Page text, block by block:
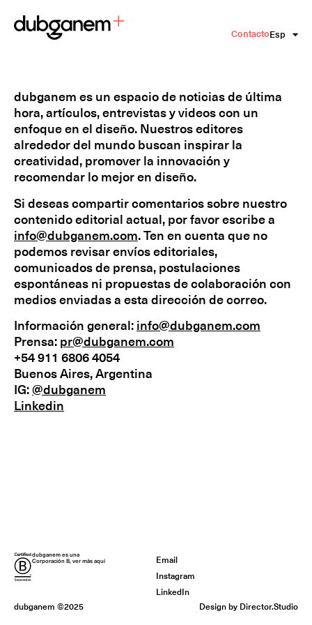
Esp
Eng
Contacto
dubganem es un espacio de noticias de última
hora, artículos, entrevistas y videos con un
enfoque en el diseño. Nuestros editores
alrededor del mundo buscan inspirar la
creatividad, promover la innovación y
recomendar lo mejor en diseño.
Si deseas compartir comentarios sobre nuestro
contenido editorial actual, por favor escribe a
info@dubganem.com. Ten en cuenta que no
podemos revisar envíos editoriales,
comunicados de prensa, postulaciones
espontáneas ni propuestas de colaboración con
medios enviadas a esta dirección de correo.
Información general:info@dubganem.com
Prensa:pr@dubganem.com
+54 911 6806 4054
Buenos Aires, Argentina
IG:@dubganem
Linkedin
dubganem es una
Corporación B, ver más aquí
dubganem ©2025
Email
Instagram
LinkedIn
Design by Director.Studio